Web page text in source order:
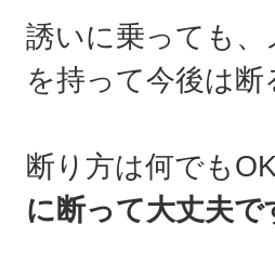
誘いに乗っても
を持って今後は
断り方は何でもOK
に断って大丈夫で